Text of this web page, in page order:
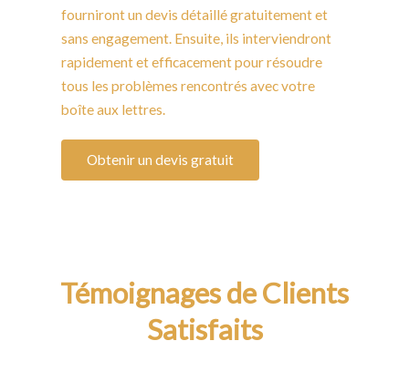
fourniront un devis détaillé gratuitement et
sans engagement. Ensuite, ils interviendront
rapidement et efficacement pour résoudre
tous les problèmes rencontrés avec votre
boîte aux lettres.
Obtenir un devis gratuit
Témoignages de Clients
Satisfaits